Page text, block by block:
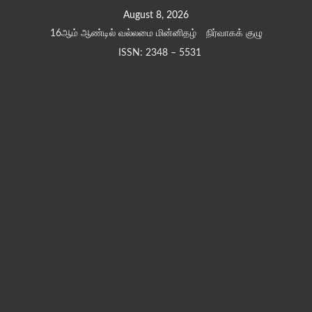
August 8, 2026
16ஆம் ஆண்டில் வல்லமை மின்னிதழ்
நிர்வாகக் குழு
ISSN: 2348 – 5531